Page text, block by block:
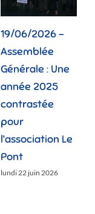
19/06/2026 –
Assemblée
Générale : Une
année 2025
contrastée
pour
l’association Le
Pont
lundi 22 juin 2026